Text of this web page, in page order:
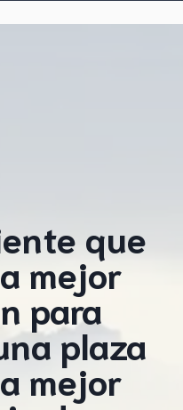
que
mejor
para
plaza
mejor